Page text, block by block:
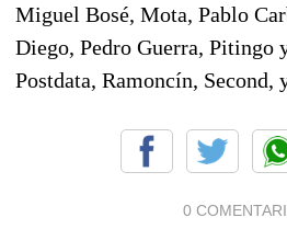
Miguel Bosé, Mota, Pablo
Diego, Pedro Guerra, Pitingo
Postdata, Ramoncín, Second,
0